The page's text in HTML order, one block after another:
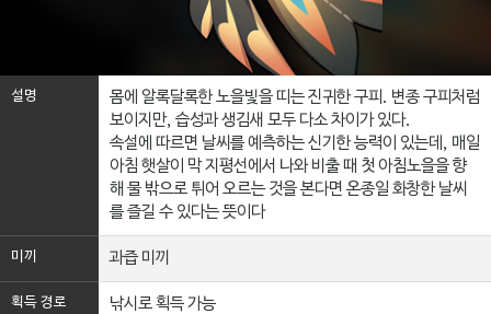
설명
몸에 알록달록한 노을빛을 띠는 진귀한 구피. 변종 구피처럼
보이지만, 습성과 생김새 모두 다소 차이가 있다.
속설에 따르면 날씨를 예측하는 신기한 능력이 있는데, 매일
아침 햇살이 막 지평선에서 나와 비출 때 첫 아침노을을 향
해 물 밖으로 튀어 오르는 것을 본다면 온종일 화창한 날씨
를 즐길 수 있다는 뜻이다
미끼 과즙 미끼
획득 경로
낚시로 획득 가능